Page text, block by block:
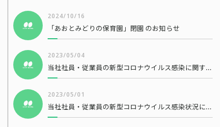
2024/10/16
「あおとみどりの保育園」閉園 のお知らせ
2023/05/04
当社社員・従業員の新型コロナウイルス感染に関するお知らせ
2023/05/01
当社社員・従業員の新型コロナウイルス感染状況について